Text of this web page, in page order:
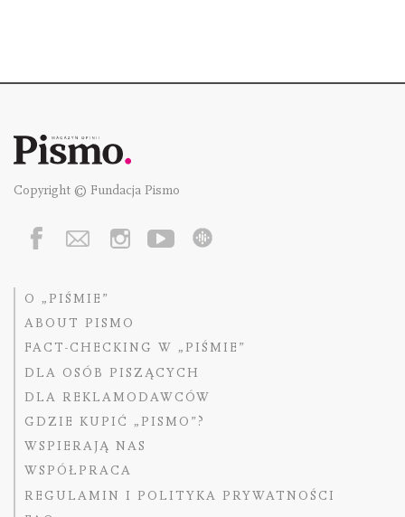
Copyright © Fundacja Pismo
O „PIŚMIE”
ABOUT PISMO
FACT-CHECKING W „PIŚMIE”
DLA OSÓB PISZĄCYCH
DLA REKLAMODAWCÓW
GDZIE KUPIĆ „PISMO”?
WSPIERAJĄ NAS
WSPÓŁPRACA
REGULAMIN I POLITYKA PRYWATNOŚCI